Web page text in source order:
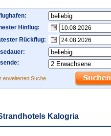
Hinflug:
Rückflug:
erweiterten Suche
Kalogria